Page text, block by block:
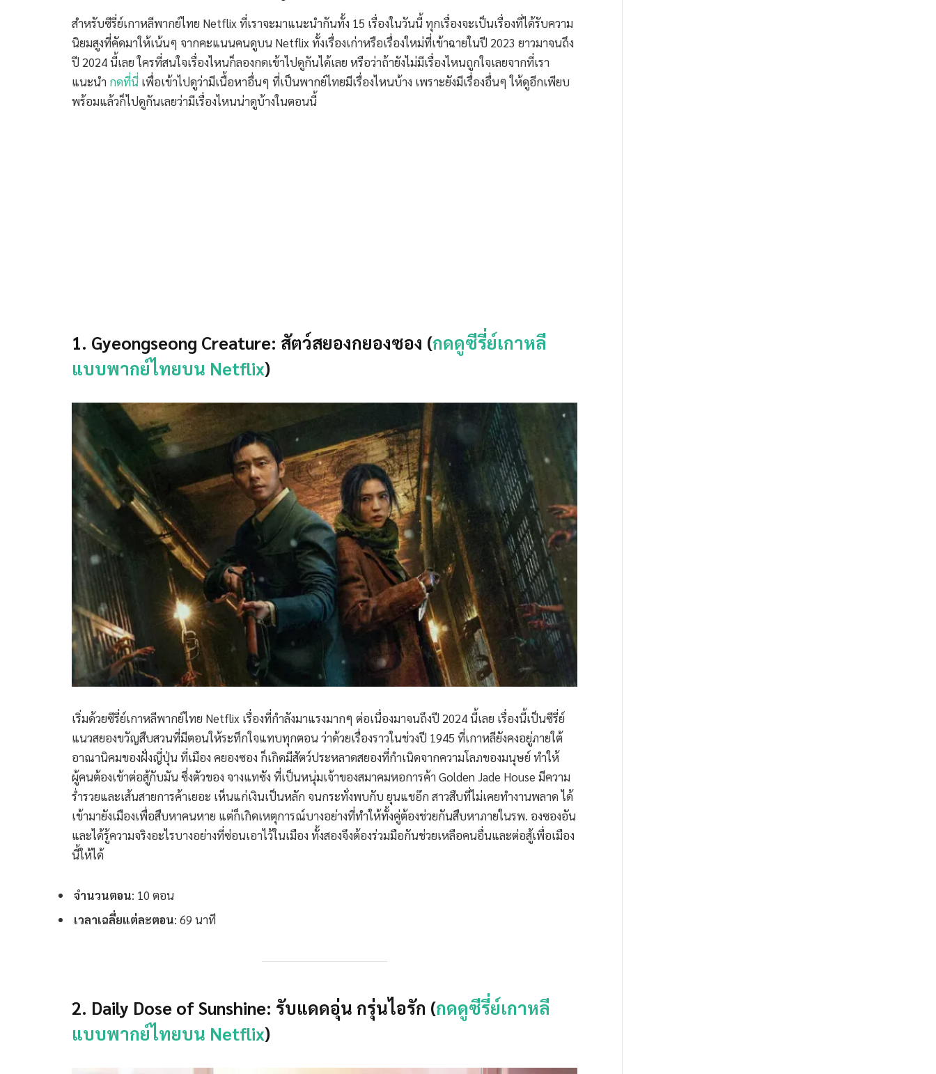
สำหรับซีรี่ย์เกาหลีพากย์ไทย Netflix ที่เราจะมาแนะนำกันทั้ง 15 เรื่องในวันนี้ ทุกเรื่องจะเป็นเรื่องที่ได้รับความ
นิยมสูงที่คัดมาให้เน้นๆ จากคะแนนคนดูบน Netflix ทั้งเรื่องเก่าหรือเรื่องใหม่ที่เข้าฉายในปี 2023 ยาวมาจนถึง
ปี 2024 นี้เลย ใครที่สนใจเรื่องไหนก็ลองกดเข้าไปดูกันได้เลย หรือว่าถ้ายังไม่มีเรื่องไหนถูกใจเลยจากที่เรา
แนะนำ กดที่นี่ เพื่อเข้าไปดูว่ามีเนื้อหาอื่นๆ ที่เป็นพากย์ไทยมีเรื่องไหนบ้าง เพราะยังมีเรื่องอื่นๆ ให้ดูอีกเพียบ
พร้อมแล้วก็ไปดูกันเลยว่ามีเรื่องไหนน่าดูบ้างในตอนนี้
1. Gyeongseong Creature: สัตว์สยองกยองซอง (กดดูซีรี่ย์เกาหลี
แบบพากย์ไทยบน Netflix)
เริ่มด้วยซีรี่ย์เกาหลีพากย์ไทย Netflix เรื่องที่กำลังมาแรงมากๆ ต่อเนื่องมาจนถึงปี 2024 นี้เลย เรื่องนี้เป็นซีรี่ย์
แนวสยองขวัญสืบสวนที่มีตอนให้ระทึกใจแทบทุกตอน ว่าด้วยเรื่องราวในช่วงปี 1945 ที่เกาหลียังคงอยู่ภายใต้
อาณานิคมของฝั่งญี่ปุ่น ที่เมือง คยองซอง ก็เกิดมีสัตว์ประหลาดสยองที่กำเนิดจากความโลภของมนุษย์ ทำให้
ผู้คนต้องเข้าต่อสู้กับมัน ซึ่งตัวของ จางแทซัง ที่เป็นหนุ่มเจ้าของสมาคมหอการค้า Golden Jade House มีความ
ร่ำรวยและเส้นสายการค้าเยอะ เห็นแก่เงินเป็นหลัก จนกระทั่งพบกับ ยุนแชอ๊ก สาวสืบที่ไม่เคยทำงานพลาด ได้
เข้ามายังเมืองเพื่อสืบหาคนหาย แต่ก็เกิดเหตุการณ์บางอย่างที่ทำให้ทั้งคู่ต้องช่วยกันสืบหาภายในรพ. องซองอัน
และได้รู้ความจริงอะไรบางอย่างที่ซ่อนเอาไว้ในเมือง ทั้งสองจึงต้องร่วมมือกันช่วยเหลือคนอื่นและต่อสู้เพื่อเมือง
นี้ให้ได้
จำนวนตอน: 10 ตอน
เวลาเฉลี่ยแต่ละตอน: 69 นาที
2. Daily Dose of Sunshine: รับแดดอุ่น กรุ่นไอรัก (กดดูซีรี่ย์เกาหลี
แบบพากย์ไทยบน Netflix)